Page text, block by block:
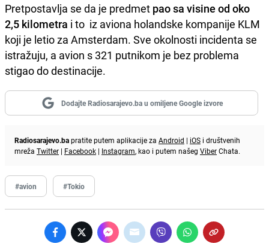
Pretpostavlja se da je predmet pao sa visine od oko
2,5 kilometra i to iz aviona holandske kompanije KLM
koji je letio za Amsterdam. Sve okolnosti incidenta se
istražuju, a avion s 321 putnikom je bez problema
stigao do destinacije.
Dodajte Radiosarajevo.ba u omiljene Google izvore
Radiosarajevo.bapratite putem aplikacije za Android | iOS i društvenih
mreža Twitter | Facebook | Instagram, kao i putem našeg ViberChata.
#avion #Tokio